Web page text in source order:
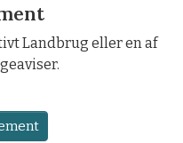
Landbrug eller en af